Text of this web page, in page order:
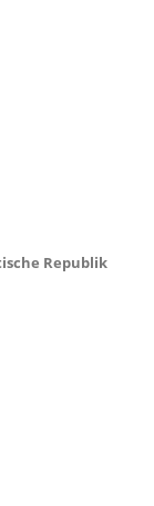
Republik